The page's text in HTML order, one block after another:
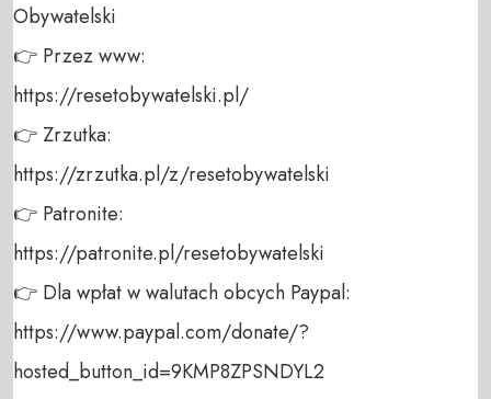
Obywatelski
👉 Przez www:
https://resetobywatelski.pl/
👉 Zrzutka:
https://zrzutka.pl/z/resetobywatelski
👉 Patronite:
https://patronite.pl/resetobywatelski
👉 Dla wpłat w walutach obcych Paypal:
https://www.paypal.com/donate/?
hosted_button_id=9KMP8ZPSNDYL2